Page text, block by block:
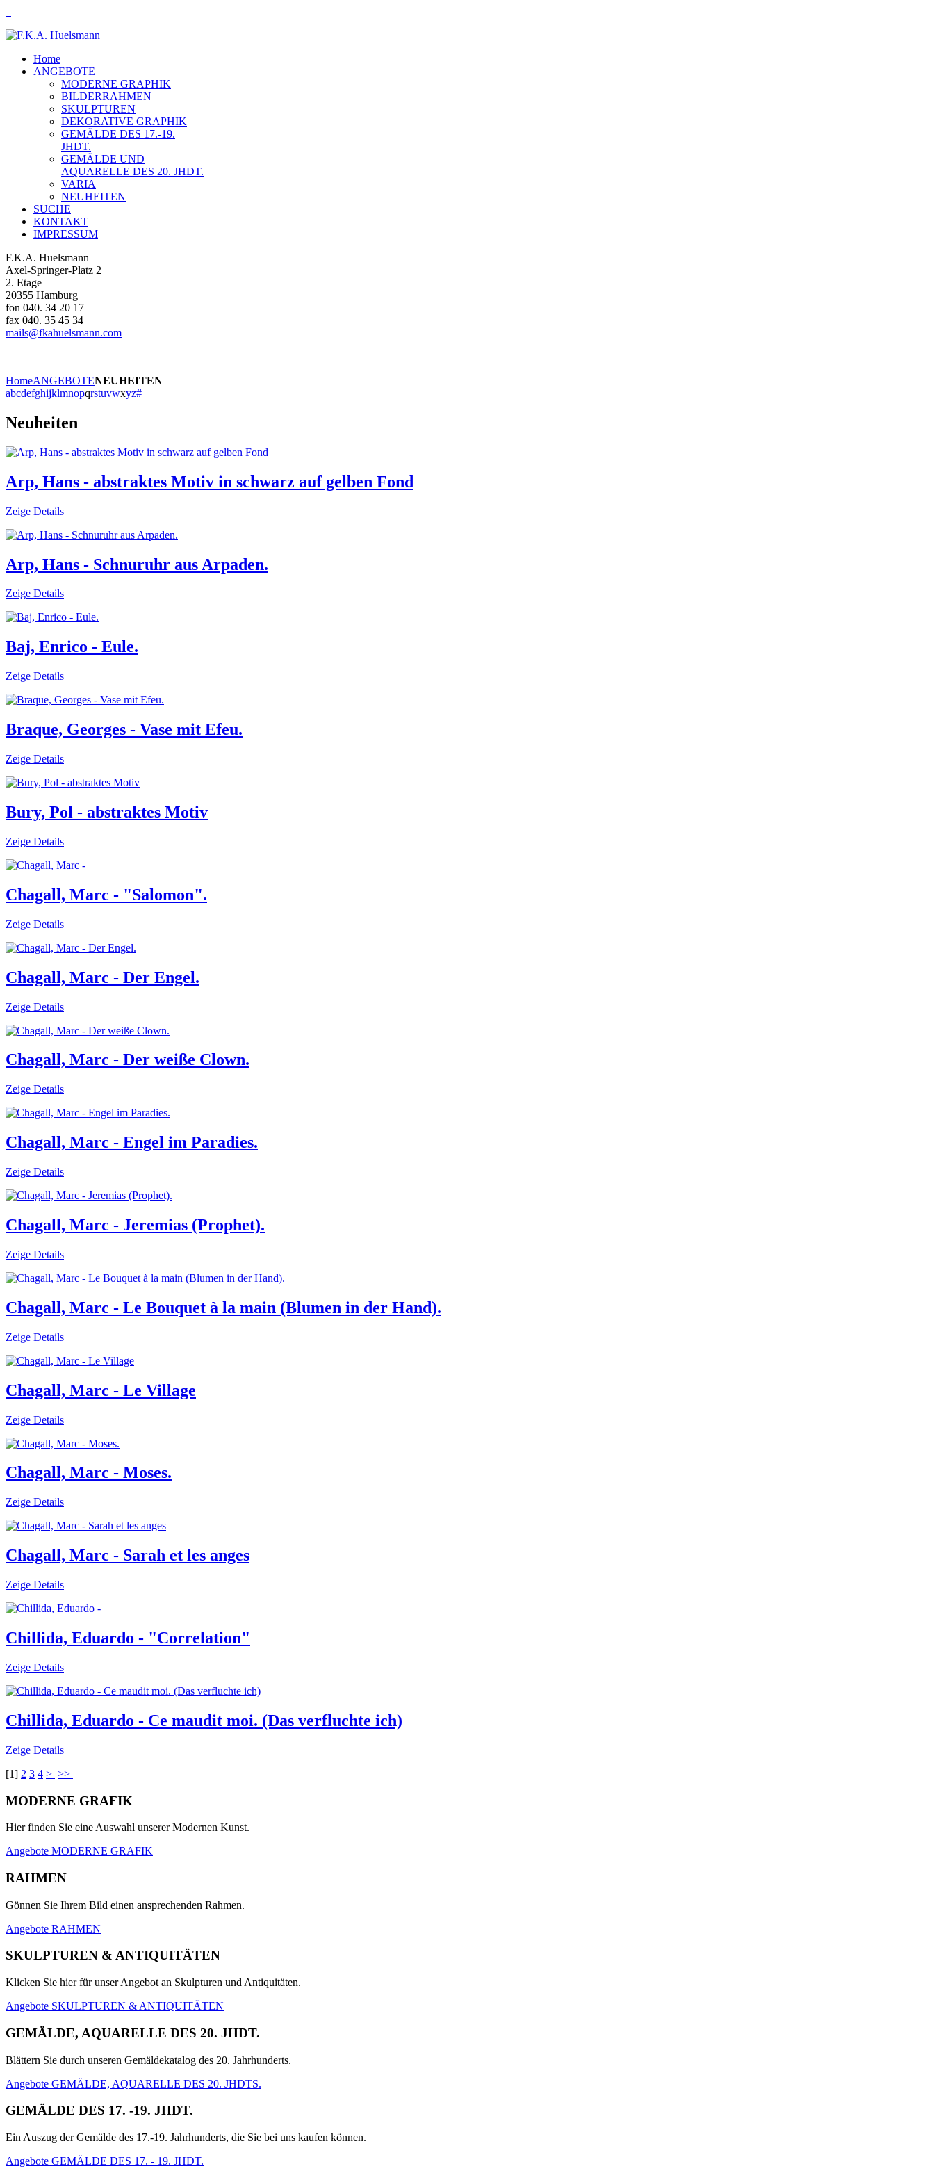
Home
ANGEBOTE
MODERNE GRAPHIK
BILDERRAHMEN
SKULPTUREN
DEKORATIVE GRAPHIK
GEMÄLDE DES 17.-19.
JHDT.
GEMÄLDE UND
AQUARELLE DES 20. JHDT.
VARIA
NEUHEITEN
SUCHE
KONTAKT
IMPRESSUM
F.K.A. Huelsmann
Axel-Springer-Platz 2
2. Etage
20355 Hamburg
fon 040. 34 20 17
fax 040. 35 45 34
mails@fkahuelsmann.com
HomeANGEBOTENEUHEITEN
abcdefghijklmnopqrstuvwxyz#
Neuheiten
Arp, Hans - abstraktes Motiv in schwarz auf gelben Fond
Zeige Details
Arp, Hans - Schnuruhr aus Arpaden.
Zeige Details
Baj, Enrico - Eule.
Zeige Details
Braque, Georges - Vase mit Efeu.
Zeige Details
Bury, Pol - abstraktes Motiv
Zeige Details
Chagall, Marc - "Salomon".
Zeige Details
Chagall, Marc - Der Engel.
Zeige Details
Chagall, Marc - Der weiße Clown.
Zeige Details
Chagall, Marc - Engel im Paradies.
Zeige Details
Chagall, Marc - Jeremias (Prophet).
Zeige Details
Chagall, Marc - Le Bouquet à la main (Blumen in der Hand).
Zeige Details
Chagall, Marc - Le Village
Zeige Details
Chagall, Marc - Moses.
Zeige Details
Chagall, Marc - Sarah et les anges
Zeige Details
Chillida, Eduardo - "Correlation"
Zeige Details
Chillida, Eduardo - Ce maudit moi. (Das verfluchte ich)
Zeige Details
[1] 2 3 4 > >>
MODERNE GRAFIK
Hier finden Sie eine Auswahl unserer Modernen Kunst.
Angebote MODERNE GRAFIK
RAHMEN
Gönnen Sie Ihrem Bild einen ansprechenden Rahmen.
Angebote RAHMEN
SKULPTUREN & ANTIQUITÄTEN
Klicken Sie hier für unser Angebot an Skulpturen und Antiquitäten.
Angebote SKULPTUREN & ANTIQUITÄTEN
GEMÄLDE, AQUARELLE DES 20. JHDT.
Blättern Sie durch unseren Gemäldekatalog des 20. Jahrhunderts.
Angebote GEMÄLDE, AQUARELLE DES 20. JHDTS.
GEMÄLDE DES 17. -19. JHDT.
Ein Auszug der Gemälde des 17.-19. Jahrhunderts, die Sie bei uns kaufen können.
Angebote GEMÄLDE DES 17. - 19. JHDT.